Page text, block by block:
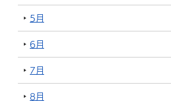
5月
6月
7月
8月